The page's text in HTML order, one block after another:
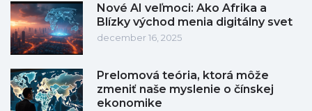
Nové AI veľmoci: Ako Afrika a
Blízky východ menia digitálny svet
december 16, 2025
Prelomová teória, ktorá môže
zmeniť naše myslenie o čínskej
ekonomike